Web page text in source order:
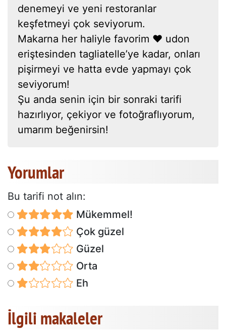
denemeyi ve yeni restoranlar
keşfetmeyi çok seviyorum.
Makarna her haliyle favorim ❤ udon
eriştesinden tagliatelle’ye kadar, onları
pişirmeyi ve hatta evde yapmayı çok
seviyorum!
Şu anda senin için bir sonraki tarifi
hazırlıyor, çekiyor ve fotoğraflıyorum,
umarım beğenirsin!
Yorumlar
Bu tarifi not alın:
Mükemmel!
Çok güzel
Güzel
Orta
Eh
İlgili makaleler